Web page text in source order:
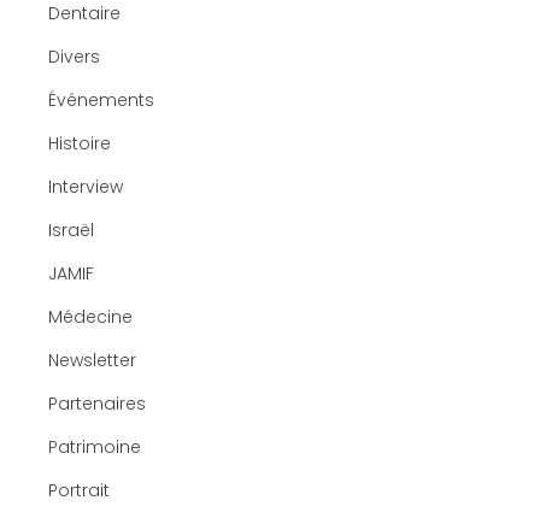
Dentaire
Divers
Événements
Histoire
Interview
Israël
JAMIF
Médecine
Newsletter
Partenaires
Patrimoine
Portrait